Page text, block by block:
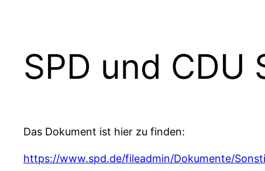
SPD und
Das Dokument ist hier zu finden:
https://www.spd.de/fileadmin/Dokumente/